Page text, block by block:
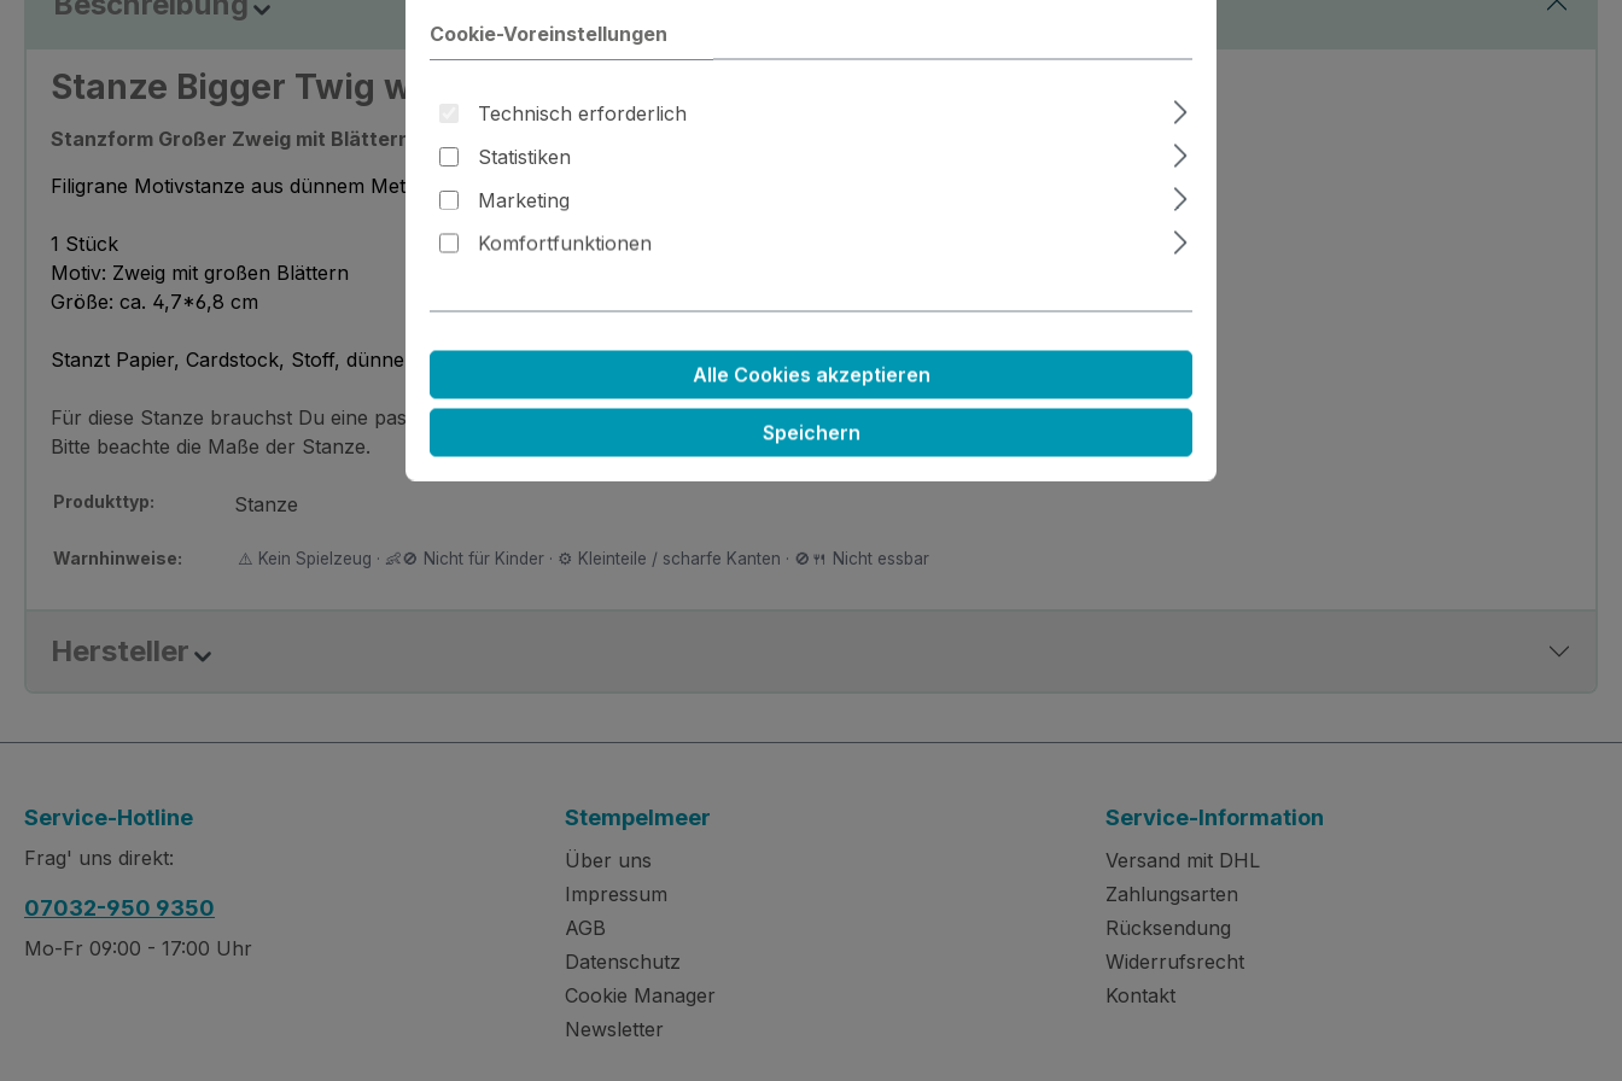
Stanze Bigger Twig with Leaf
Stanzform Großer Zweig mit Blättern
Filigrane Motivstanze aus dünnem Metall
1 Stück
Motiv: Zweig mit großen Blättern
Größe: ca. 4,7*6,8 cm
Stanzt Papier, Cardstock, Stoff, dünnen Filz, Schrumpffolie
Für diese Stanze brauchst Du eine passende Stanzmaschine (separat erhältlich).
Bitte beachte die Maße der Stanze.
Produkttyp: Stanze
Warnhinweise: ⚠️ Kein Spielzeug · 👶🚫 Nicht für Kinder · ⚙️ Kleinteile / scharfe Kanten · 🚫🍴 Nicht essbar
Hersteller
Service-Hotline
Frag' uns direkt:
07032-950 9350
Mo-Fr 09:00 - 17:00 Uhr
Stempelmeer
Über uns
Impressum
AGB
Datenschutz
Cookie Manager
Newsletter
Service-Information
Versand mit DHL
Zahlungsarten
Rücksendung
Widerrufsrecht
Kontakt
Cookie-Voreinstellungen
Technisch erforderlich
Statistiken
Marketing
Komfortfunktionen
Alle Cookies akzeptieren
Speichern